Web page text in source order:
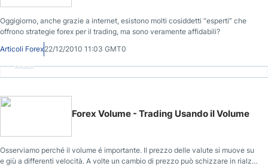
Oggigiorno, anche grazie a internet, esistono molti cosiddetti “esperti” che
offrono strategie forex per il trading, ma sono veramente affidabili?
Articoli Forex22/12/2010 11:03 GMT0
Annuncio
Forex Volume - Trading Usando il Volume
Osserviamo perché il volume é importante. Il prezzo delle valute si muove su
e giù a differenti velocità. A volte un cambio di prezzo può schizzare in rialzo